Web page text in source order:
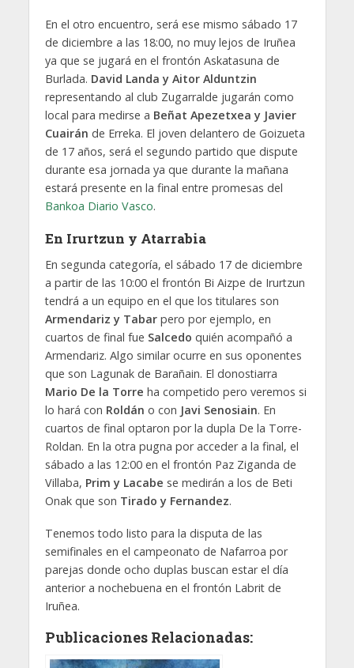
En el otro encuentro, será ese mismo sábado 17
de diciembre a las 18:00, no muy lejos de Iruñea
ya que se jugará en el frontón Askatasuna de
Burlada. David Landa y Aitor Alduntzin
representando al club Zugarralde jugarán como
local para medirse a Beñat Apezetxea y Javier
Cuairán de Erreka. El joven delantero de Goizueta
de 17 años, será el segundo partido que dispute
durante esa jornada ya que durante la mañana
estará presente en la final entre promesas del
Bankoa Diario Vasco.
En Irurtzun y Atarrabia
En segunda categoría, el sábado 17 de diciembre
a partir de las 10:00 el frontón Bi Aizpe de Irurtzun
tendrá a un equipo en el que los titulares son
Armendariz y Tabarpero por ejemplo, en
cuartos de final fue Salcedo quién acompañó a
Armendariz. Algo similar ocurre en sus oponentes
que son Lagunak de Barañain. El donostiarra
Mario De la Torre ha competido pero veremos si
lo hará con Roldán o con Javi Senosiain. En
cuartos de final optaron por la dupla De la Torre-
Roldan. En la otra pugna por acceder a la final, el
sábado a las 12:00 en el frontón Paz Ziganda de
Villaba, Prim y Lacabe se medirán a los de Beti
Onak que son Tirado y Fernandez.
Tenemos todo listo para la disputa de las
semifinales en el campeonato de Nafarroa por
parejas donde ocho duplas buscan estar el día
anterior a nochebuena en el frontón Labrit de
Iruñea.
Publicaciones Relacionadas: